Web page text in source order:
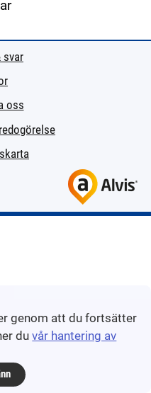
svar
oss
till extern sida.)
genom att du fortsätter
duvår hantering av